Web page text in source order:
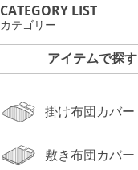
CATEGORY LIST
カテゴリー
アイテムで探す
掛け布団カバー
敷き布団カバー